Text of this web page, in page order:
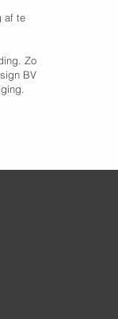
af te
Zo
BV